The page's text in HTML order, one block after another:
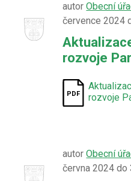
autorObecní
července 2024
rozvoje
rozvoje
autorObecní
června 2024 do